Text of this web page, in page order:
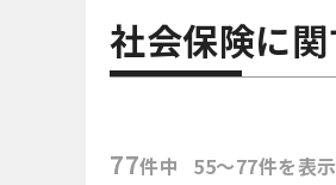
社会保険に
77件中 55〜77件を表示